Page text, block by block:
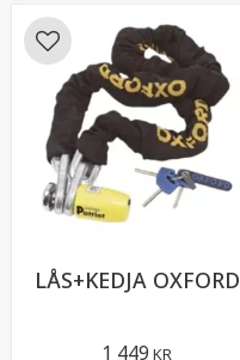
LÅS+KEDJA OXFORD
1 449 KR
Lägg till i favoriter